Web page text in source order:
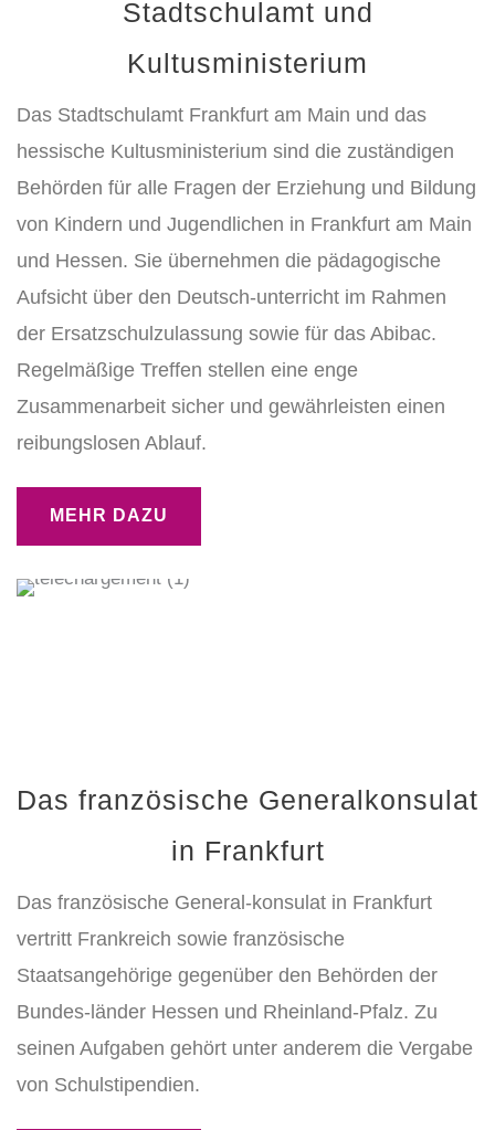
Stadtschulamt und
Kultusministerium
Das Stadtschulamt Frankfurt am Main und das
hessische Kultusministerium sind die zuständigen
Behörden für alle Fragen der Erziehung und Bildung
von Kindern und Jugendlichen in Frankfurt am Main
und Hessen. Sie übernehmen die pädagogische
Aufsicht über den Deutsch-unterricht im Rahmen
der Ersatzschulzulassung sowie für das Abibac.
Regelmäßige Treffen stellen eine enge
Zusammenarbeit sicher und gewährleisten einen
reibungslosen Ablauf.
MEHR DAZU
Das französische Generalkonsulat
in Frankfurt
Das französische General-konsulat in Frankfurt
vertritt Frankreich sowie französische
Staatsangehörige gegenüber den Behörden der
Bundes-länder Hessen und Rheinland-Pfalz. Zu
seinen Aufgaben gehört unter anderem die Vergabe
von Schulstipendien.